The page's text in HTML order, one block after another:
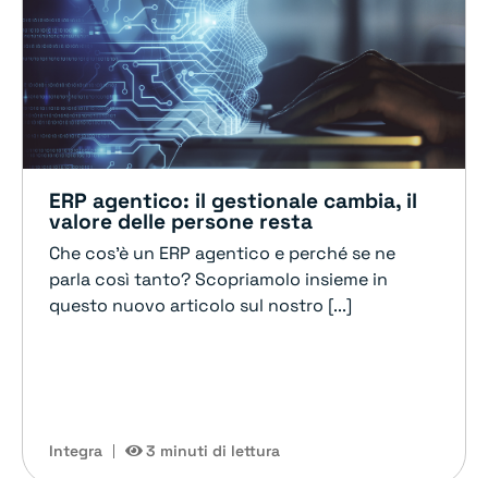
ERP agentico: il gestionale cambia, il
valore delle persone resta
Che cos'è un ERP agentico e perché se ne
parla così tanto? Scopriamolo insieme in
questo nuovo articolo sul nostro [...]
Integra 3 minuti di lettura